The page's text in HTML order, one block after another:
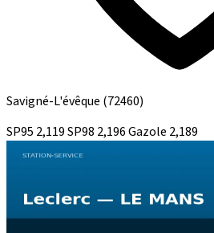
Savigné-L'évêque (72460)
SP95 2,119SP98 2,196Gazole 2,189